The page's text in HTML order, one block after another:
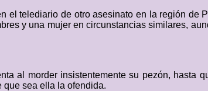
telediario de otro asesinato en la región de
y una mujer en circunstancias similares,
al morder insistentemente su pezón, hasta
que sea ella la ofendida.